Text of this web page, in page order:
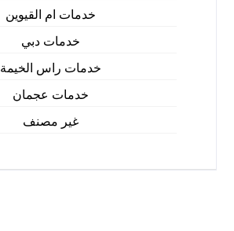
خدمات ام القيوين
خدمات دبي
خدمات راس الخيمة
خدمات عجمان
غير مصنف